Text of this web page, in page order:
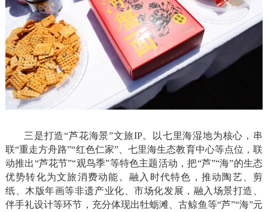
三是打造“芦花海景”文旅IP。以七里海湿地为核心，串
联“重走方舟路”“红色仁家”、七里海生态教育中心等点位，联
动推出“芦花节”“观鸟季”等特色主题活动，把“芦”“海”的生态
优势转化为文旅消费动能。融入时代特色，推动陶艺、剪
纸、木版年画等非遗产业化、市场化发展，融入场景打造、
伴手礼设计等环节，充分体现出牡蛎滩、古鲸鱼等“芦”“海”元